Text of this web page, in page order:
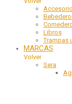
Libros
Trampas
MARCAS
Volver
Sera